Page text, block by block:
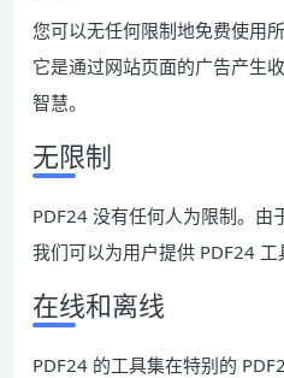
您可以无任何限制地免费使用
它是通过网站页面的广告产生
智慧。
无限制
PDF24 没有任何人为限制。由
我们可以为用户提供 PDF24 工
在线和离线
PDF24 的工具集在特别的